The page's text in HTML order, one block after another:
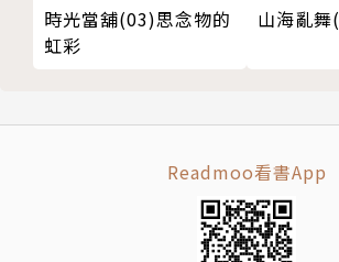
●「小書痴的下剋上」中文官網：
w/booklove
時光當舖(03)思念物的
虹彩
山海亂
Readmoo看書App